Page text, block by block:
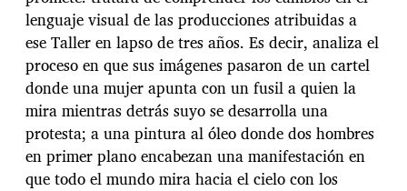
lenguaje visual de las producciones atribuidas a
ese Taller en lapso de tres años. Es decir, analiza el
proceso en que sus imágenes pasaron de un cartel
donde una mujer apunta con un fusil a quien la
mira mientras detrás suyo se desarrolla una
protesta; a una pintura al óleo donde dos hombres
en primer plano encabezan una manifestación en
que todo el mundo mira hacia el cielo con los